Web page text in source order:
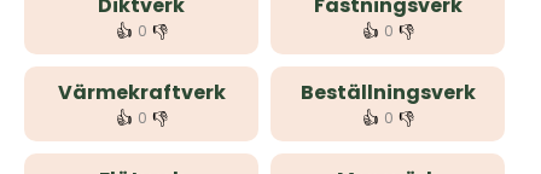
👍 0 👎 👍 0 👎
Värmekraftverk
👍 0 👎
Beställningsverk
👍 0 👎